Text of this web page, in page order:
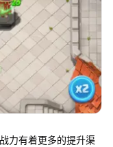
力有着更多的提升渠